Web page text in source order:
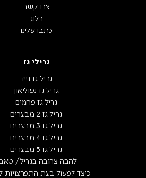
צרו קשר
בלוג
כתבו עלינו
גרילי גז
גריל גז נייד
גריל גז נפוליאון
גריל גז פחמים
גריל גז 2 מבערים
גריל גז 3 מבערים
גריל גז 4 מבערים
גריל גז 5 מבערים
להבה צהובה בגריל/
כיצד לפעול בעת התפרצויות